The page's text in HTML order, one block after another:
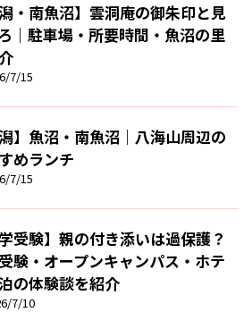
潟・南魚沼】雲洞庵の御朱印と見
｜駐車場・所要時間・魚沼の里
7/15
潟】魚沼・南魚沼｜八海山周辺の
めランチ
7/15
学受験】親の付き添いは過保護？
験・オープンキャンパス・ホテ
の体験談を紹介
7/10